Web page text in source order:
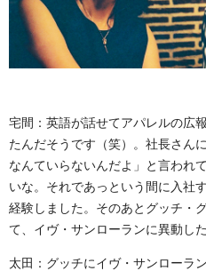
宅間：英語が話せてアパレルの広
たんだそうです（笑）。社長さん
なんていらないんだよ」と言われ
いな。それであっという間に入社
経験しました。そのあとグッチ・
て、イヴ・サンローランに異動し
太田：グッチにイヴ・サンローラ